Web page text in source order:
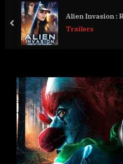
Alien Invasion :
Trailers
prev